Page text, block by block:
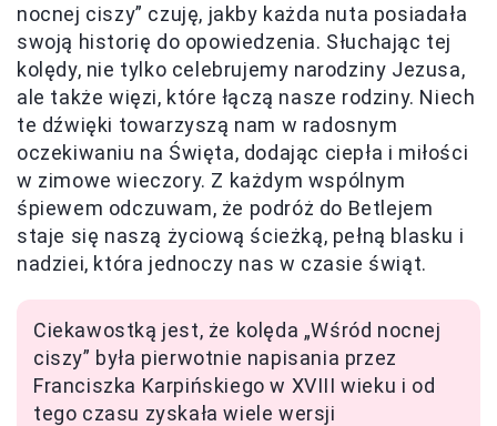
nocnej ciszy” czuję, jakby każda nuta posiadała
swoją historię do opowiedzenia. Słuchając tej
kolędy, nie tylko celebrujemy narodziny Jezusa,
ale także więzi, które łączą nasze rodziny. Niech
te dźwięki towarzyszą nam w radosnym
oczekiwaniu na Święta, dodając ciepła i miłości
w zimowe wieczory. Z każdym wspólnym
śpiewem odczuwam, że podróż do Betlejem
staje się naszą życiową ścieżką, pełną blasku i
nadziei, która jednoczy nas w czasie świąt.
Ciekawostką jest, że kolęda „Wśród nocnej
ciszy” była pierwotnie napisania przez
Franciszka Karpińskiego w XVIII wieku i od
tego czasu zyskała wiele wersji